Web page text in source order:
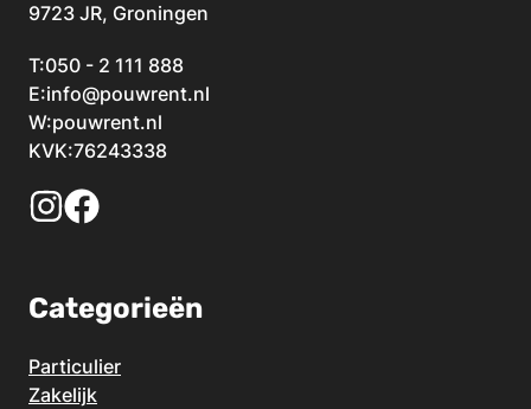
9723 JR, Groningen
T:050 - 2 111 888
E:info@pouwrent.nl
W:pouwrent.nl
KVK:76243338
Categorieën
Particulier
Zakelijk